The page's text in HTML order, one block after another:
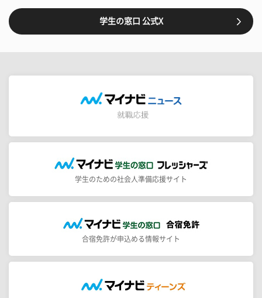
学生の窓口 公式X
学生のための社会人準備応援サイト
合宿免許が申込める情報サイト